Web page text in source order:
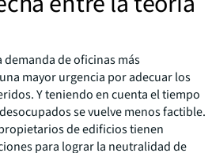
de oficinas más
mayor urgencia por adecuar los
Y teniendo en cuenta el tiempo
se vuelve menos factible.
de edificios tienen
para lograr la neutralidad de